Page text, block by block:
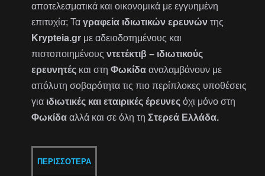
αποτελεσματικά και οικονομικά με εγγυημένη
επιτυχία; Ταγραφεία ιδιωτικών ερευνών της
Krypteia.gr με αδειοδοτημένους και
πιστοποιημένουςντετέκτιβ – ιδιωτικούς
ερευνητές και στηΦωκίδα αναλαμβάνουν με
απόλυτη σοβαρότητα τις πιο περίπλοκες υποθέσεις
για ιδιωτικές και εταιρικές έρευνες όχι μόνο στη
Φωκίδα αλλά και σε όλη τηΣτερεά Ελλάδα.
ΠΕΡΙΣΣΌΤΕΡΑ